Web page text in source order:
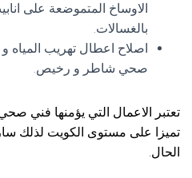
الاوساخ المتموضعة على
بالغسالات.
اصلاح اعطال تهريب المياه
صحي شاطر و رخيص.
تعتبر الاعمال التي يؤمنها فني
تميزا على مستوى الكويت لذلك
الحال.